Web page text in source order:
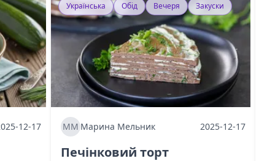
12-17
Українська Обід Вечеря Закуски
МММарина Мельник 2025-12-17
Печінковий торт